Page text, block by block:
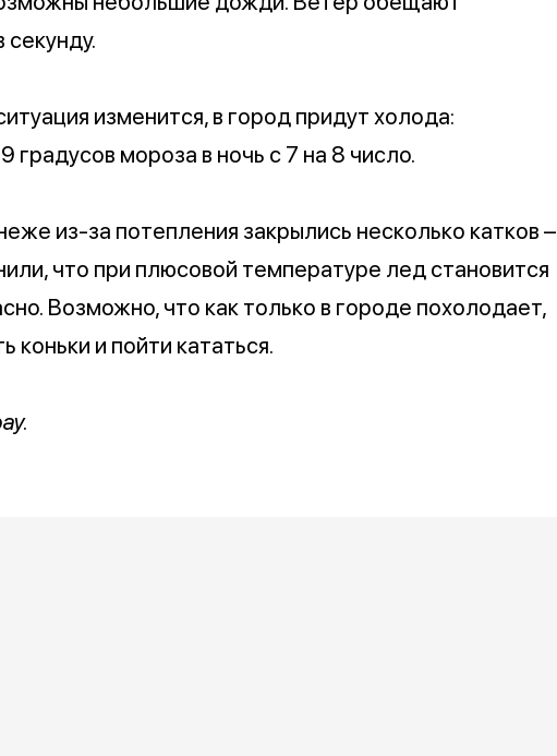
изменится, в город придут холода:
мороза в ночь с 7 на 8 число.
из-за потепления закрылись несколько катков –
что при плюсовой температуре лед становится
Возможно, что как только в городе похолодает,
коньки и пойти кататься.